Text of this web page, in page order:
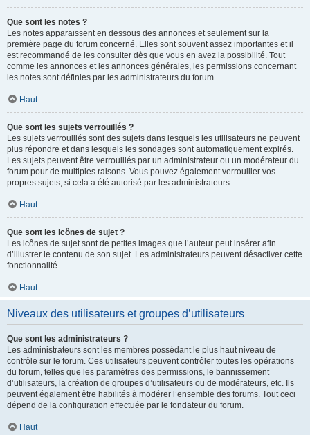
Que sont les notes ?
Les notes apparaissent en dessous des annonces et seulement sur la
première page du forum concerné. Elles sont souvent assez importantes et il
est recommandé de les consulter dès que vous en avez la possibilité. Tout
comme les annonces et les annonces générales, les permissions concernant
les notes sont définies par les administrateurs du forum.
Haut
Que sont les sujets verrouillés ?
Les sujets verrouillés sont des sujets dans lesquels les utilisateurs ne peuvent
plus répondre et dans lesquels les sondages sont automatiquement expirés.
Les sujets peuvent être verrouillés par un administrateur ou un modérateur du
forum pour de multiples raisons. Vous pouvez également verrouiller vos
propres sujets, si cela a été autorisé par les administrateurs.
Haut
Que sont les icônes de sujet ?
Les icônes de sujet sont de petites images que l’auteur peut insérer afin
d’illustrer le contenu de son sujet. Les administrateurs peuvent désactiver cette
fonctionnalité.
Haut
Niveaux des utilisateurs et groupes d’utilisateurs
Que sont les administrateurs ?
Les administrateurs sont les membres possédant le plus haut niveau de
contrôle sur le forum. Ces utilisateurs peuvent contrôler toutes les opérations
du forum, telles que les paramètres des permissions, le bannissement
d’utilisateurs, la création de groupes d’utilisateurs ou de modérateurs, etc. Ils
peuvent également être habilités à modérer l’ensemble des forums. Tout ceci
dépend de la configuration effectuée par le fondateur du forum.
Haut